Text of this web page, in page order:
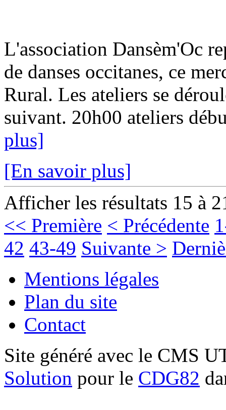
L'association Dansèm'Oc
de danses occitanes, ce
Rural. Les ateliers se
suivant. 20h00 ateliers
plus]
[En savoir plus]
Afficher les résultats 15 à
<< Première < Précédente
42 43-49 Suivante >
Mentions légales
Plan du site
Contact
Site généré avec le CMS
Solution pour le CDG82